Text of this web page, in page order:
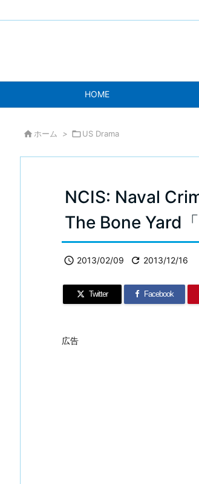
HOME
 ホーム > US Drama
NCIS: Naval
The Bone Yard
 2013/02/09  2013/12/16
Twitter Facebook
広告